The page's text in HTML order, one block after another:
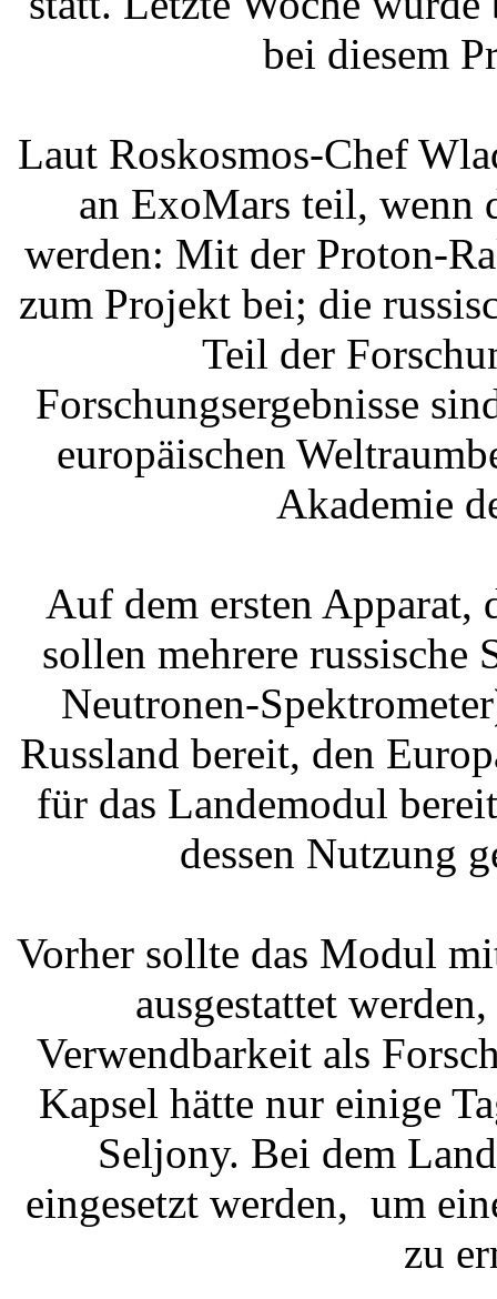
bei diesem
Laut Roskosmos-Chef
an ExoMars teil, wenn
werden: Mit der Proton-
zum Projekt bei; die
Teil der
Forschungsergebnisse
europäischen
Akademie
Auf dem ersten
sollen mehrere russische
Neutronen-
Russland bereit, den
für das Landemodul
dessen Nutzung
Vorher sollte das Modul
ausgestattet
Verwendbarkeit als
Kapsel hätte nur einige
Seljony. Bei dem
eingesetzt werden, um
zu